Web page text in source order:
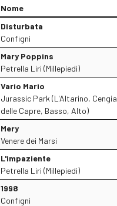
Nome
Disturbata
Configni
Mary Poppins
Petrella Liri (Millepiedi)
Vario Mario
Jurassic Park (L'Altarino, Cengia
delle Capre, Basso, Alto)
Mery
Venere dei Marsi
L'impaziente
Petrella Liri (Millepiedi)
1998
Configni